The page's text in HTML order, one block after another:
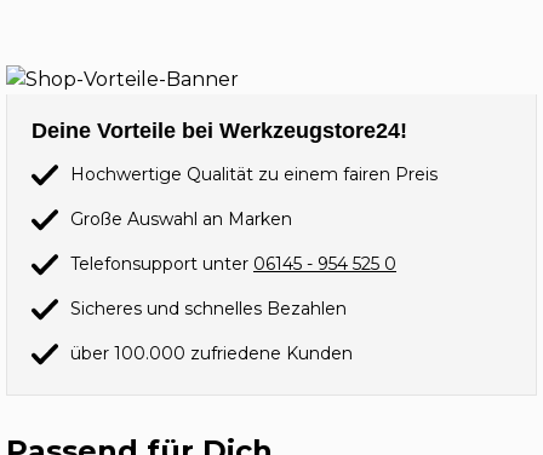
Deine Vorteile bei Werkzeugstore24!
Hochwertige Qualität zu einem fairen Preis
Große Auswahl an Marken
Telefonsupport unter 06145 - 954 525 0
Sicheres und schnelles Bezahlen
über 100.000 zufriedene Kunden